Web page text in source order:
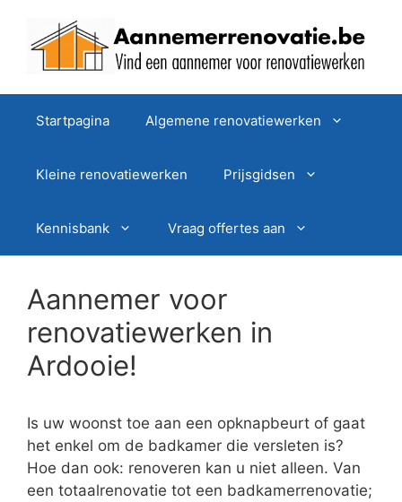
Startpagina Algemene renovatiewerken
Kleine renovatiewerken Prijsgidsen
Kennisbank Vraag offertes aan
Aannemer voor
renovatiewerken in
Ardooie!
Is uw woonst toe aan een opknapbeurt of gaat
het enkel om de badkamer die versleten is?
Hoe dan ook: renoveren kan u niet alleen. Van
een totaalrenovatie tot een badkamerrenovatie;